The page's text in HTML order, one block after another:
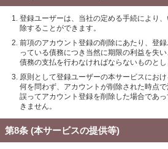
登録ユーザーは、当社の定める手続により
除することができます。
前項のアカウント登録の削除にあたり、登
っている債務につき当然に期限の利益を失
債務の支払を行わなければならないものとし
原則として登録ユーザーの本サービスにお
何を問わず、アカウントが削除された時点
誤ってアカウント登録を削除した場合であ
きません。
第8条 (本サービスの提供等)